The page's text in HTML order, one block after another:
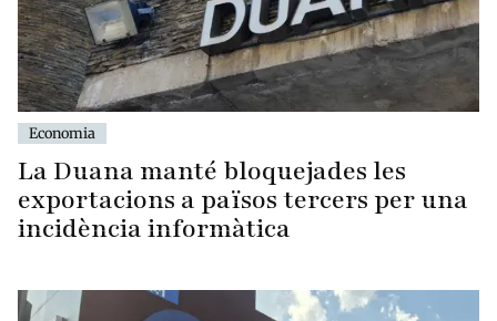
Economia
La Duana manté bloquejades les
exportacions a països tercers per una
incidència informàtica